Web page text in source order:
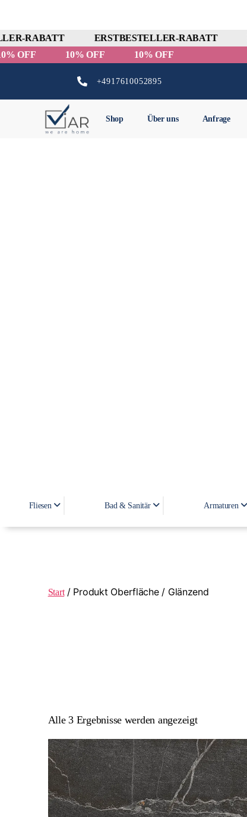
RABATT ERSTBESTELLER-RABATT
OFF
10% OFF 10% OFF
+4917610052895
Shop Über uns Anfrage
Fliesen Bad & Sanitär Armaturen
Start/ Produkt Oberfläche / Glänzend
Alle 3 Ergebnisse werden angezeigt